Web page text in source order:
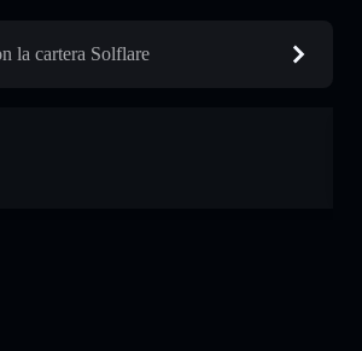
la cartera Solflare